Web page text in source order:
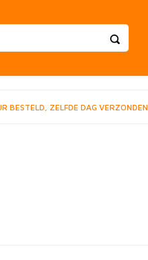
BESTELD, ZELFDE DAG VERZONDEN